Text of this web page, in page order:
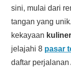
sini, mulai dari
tangan yang
kekayaan kuliner
jelajahi 8 pasar
daftar perjalanan